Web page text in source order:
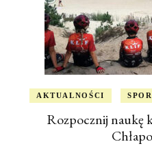
AKTUALNOŚCI
Rozpocznij naukę